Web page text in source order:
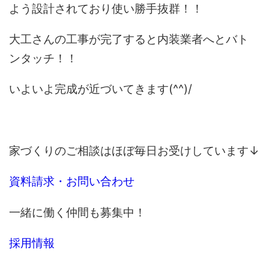
よう設計されており使い勝手抜群！！
大工さんの工事が完了すると内装業者へとバト
ンタッチ！！
いよいよ完成が近づいてきます(^^)/
家づくりのご相談はほぼ毎日お受けしています↓
資料請求・お問い合わせ
一緒に働く仲間も募集中！
採用情報